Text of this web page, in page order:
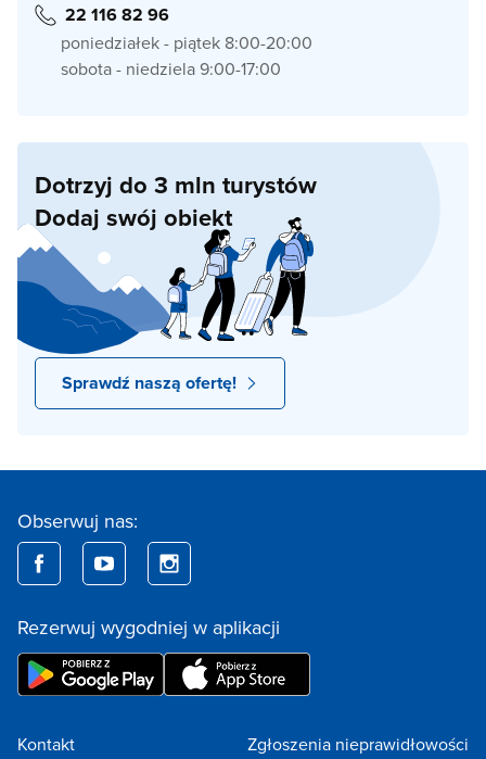
22 116 82 96
poniedziałek - piątek 8:00-20:00
sobota - niedziela 9:00-17:00
Dotrzyj do 3 mln turystów
Dodaj swój obiekt
Sprawdź naszą ofertę!
Obserwuj nas:
Rezerwuj wygodniej w aplikacji
Kontakt Zgłoszenia nieprawidłowości